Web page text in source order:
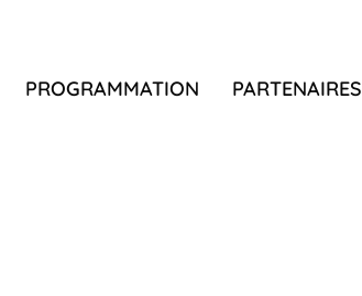
PROGRAMMATION PARTENAIRES